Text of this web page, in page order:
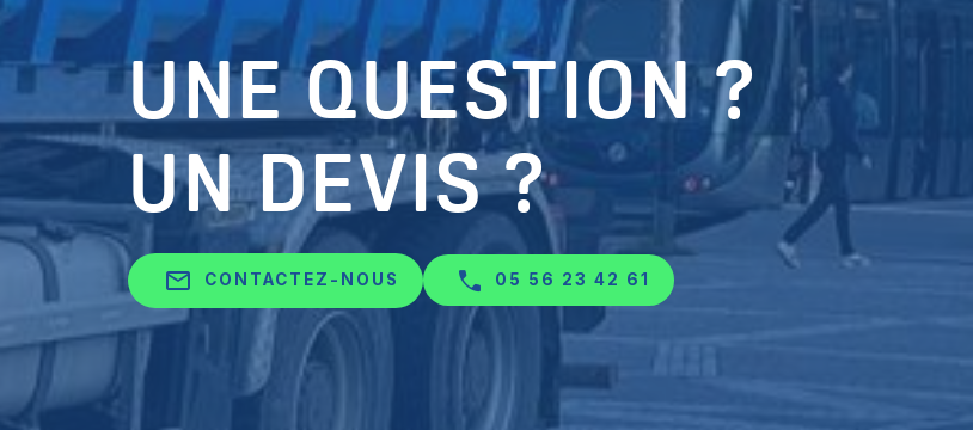
UNE QUESTION ?
UN DEVIS ?
mail_outline CONTACTEZ-NOUS 05 56 23 42 61